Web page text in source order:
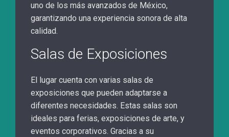
uno de los más avanzados de México,
garantizando una experiencia sonora de alta
calidad.
Salas de Exposiciones
El lugar cuenta con varias salas de
exposiciones que pueden adaptarse a
diferentes necesidades. Estas salas son
ideales para ferias, exposiciones de arte, y
eventos corporativos. Gracias a su